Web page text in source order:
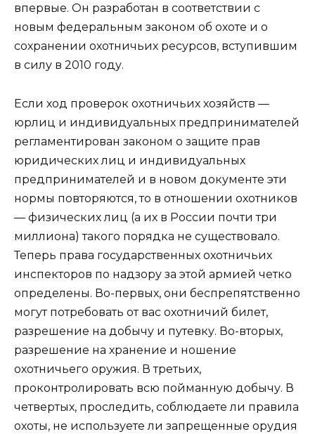
впервые. Он разработан в соответствии с
новым федеральным законом об охоте и о
сохранении охотничьих ресурсов, вступившим
в силу в 2010 году.
Если ход проверок охотничьих хозяйств —
юрлиц и индивидуальных предпринимателей
регламентирован законом о защите прав
юридических лиц и индивидуальных
предпринимателей и в новом документе эти
нормы повторяются, то в отношении охотников
— физических лиц (а их в России почти три
миллиона) такого порядка не существовало.
Теперь права государственных охотничьих
инспекторов по надзору за этой армией четко
определены. Во-первых, они беспрепятственно
могут потребовать от вас охотничий билет,
разрешение на добычу и путевку. Во-вторых,
разрешение на хранение и ношение
охотничьего оружия. В третьих,
проконтролировать всю пойманную добычу. В
четвертых, проследить, соблюдаете ли правила
охоты, не используете ли запрещенные орудия